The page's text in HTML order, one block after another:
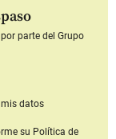
por parte del Grupo
datos
su Política de